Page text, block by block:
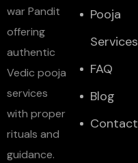
war Pandit
offering
authentic
Vedic pooja
services
with proper
rituals and
guidance.
Pooja
Services
FAQ
Blog
Contact